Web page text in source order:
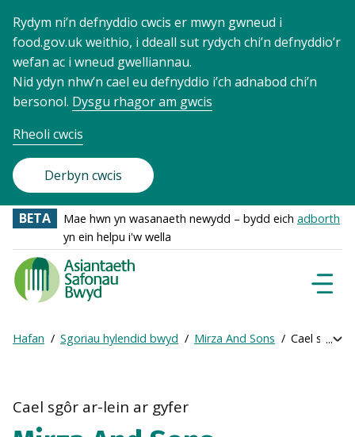
Rydym ni’n defnyddio cwcis er mwyn gwneud i
food.gov.uk weithio, i ddeall sut rydych chi’n defnyddio’r
wefan ac i wneud gwelliannau.
Nid ydyn nhw’n cael eu defnyddio i’ch adnabod chi’n
bersonol. Dysgu rhagor am gwcis
Rheoli cwcis
Derbyn cwcis
BETA Mae hwn yn wasanaeth newydd – bydd eich adborth
yn ein helpu i'w wella
Food
Standards
Agency
Frontpage
Breadcrumb
Hafan Sgoriau hylendid bwyd Mirza And Sons Cael sgôr
Cael sgôr ar-lein ar gyfer